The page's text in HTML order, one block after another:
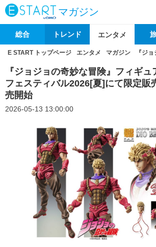
マガジン
総合 トレンド エンタメ
E START トップページ エンタメ マガジン 『ジ
『ジョジョの奇妙な冒険』フィギ
フェスティバル2026[夏]にて限定販
売開始
2026-05-13 13:00:00